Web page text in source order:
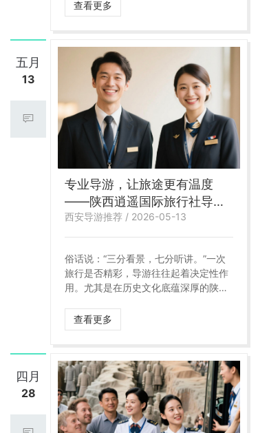
史与现实的连接者，是风景与情感的翻
西逍遥国际旅行社**，拥有一支经得起
考验的金牌导游团队。我们相信：**没
有不好的景点，只有讲不好的导游**。
选择逍遥国旅，就是选择了一位懂陕
西、会讲解、有责任心的“旅途知己”。
查看更多
五月
13
专业导游，让旅途更有温度
——陕西逍遥国际旅行社导游
派遣服务
西安导游推荐 / 2026-05-13
俗话说：“三分看景，七分听讲。”一次
旅行是否精彩，导游往往起着决定性作
用。尤其是在历史文化底蕴深厚的陕
池的温泉水见证过怎样的爱情？大雁塔
的砖石里藏着多少玄奘西行的故事？这
来。 **陕西逍遥国际旅行社**，深耕陕
西旅游市场二十余载，拥有一支专业
化、规范化、高素质的导游服务团队，
为各类客户提供一站式导游派遣服务。
查看更多
四月
28